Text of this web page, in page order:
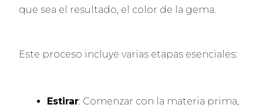
que sea el resultado, el color de la gema.
Este proceso incluye varias etapas esenciales:
Estirar: Comenzar con la materia prima,